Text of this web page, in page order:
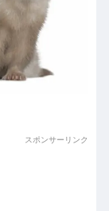
スポンサーリンク